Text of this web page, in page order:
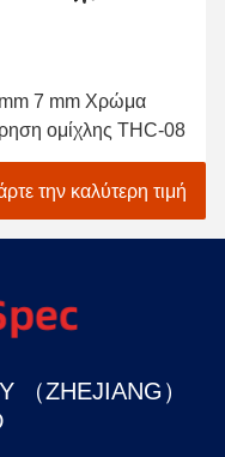
7 mm Χρώμα
ομίχλης THC-08
την καλύτερη τιμή
（ZHEJIANG）